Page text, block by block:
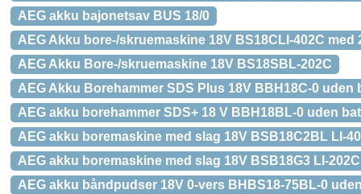
AEG akku bajonetsav BUS 18/0
AEG Akku bore-/skruemaskine 18V BS18CLI-402C med
AEG Akku Bore-/skruemaskine 18V BS18SBL-202C
AEG Akku Borehammer SDS Plus 18V BBH18C-0 uden
AEG akku borehammer SDS+ 18 V BBH18BL-0 uden
AEG akku boremaskine med slag 18V BSB18C2BL LI-
AEG akku boremaskine med slag 18V BSB18G3 LI-202C
AEG akku båndpudser 18V 0-vers BHBS18-75BL-0